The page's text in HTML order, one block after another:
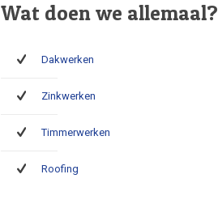
Wat doen we allemaal?
Dakwerken
Zinkwerken
Timmerwerken
Roofing